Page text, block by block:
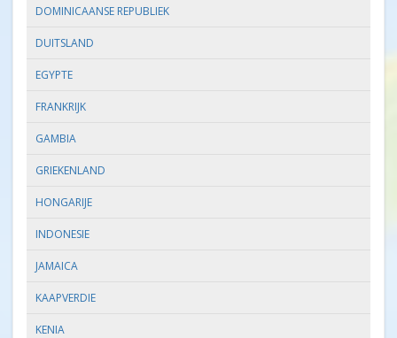
DOMINICAANSE REPUBLIEK
DUITSLAND
EGYPTE
FRANKRIJK
GAMBIA
GRIEKENLAND
HONGARIJE
INDONESIE
JAMAICA
KAAPVERDIE
KENIA